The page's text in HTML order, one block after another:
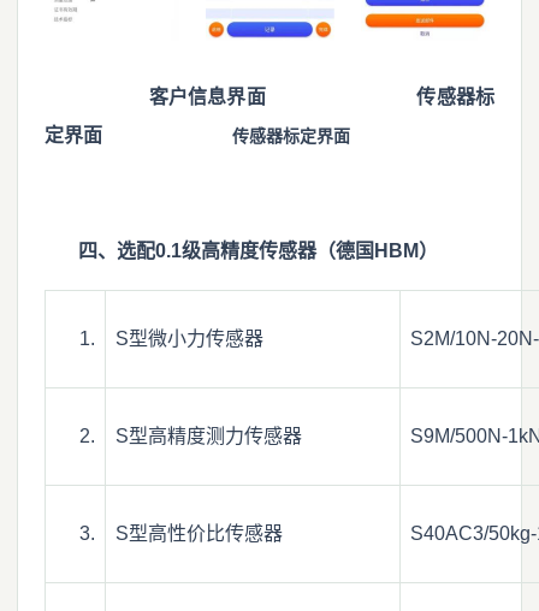
客户信息界面 传感器标
定界面 传感器标定界面
四、选配0.1级高精度传感器（德国HBM）
1. S型微小力传感器 S2M/10N-
2. S型高精度测力传感器 S9M/500N-
3. S型高性价比传感器 S40AC3/